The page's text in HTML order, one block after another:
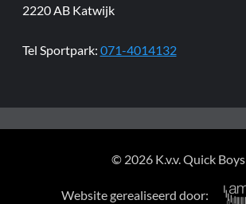
2220 AB Katwijk
Tel Sportpark: 071-4014132
© 2026 K.v.v. Quick Boys
Website gerealiseerd door: